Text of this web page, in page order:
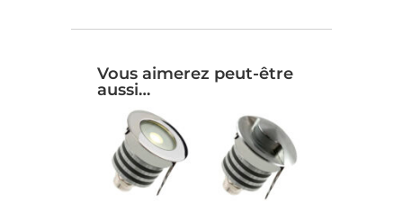
Vous aimerez peut-être
aussi…